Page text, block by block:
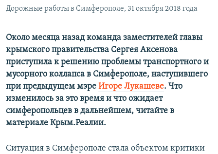
Все сайты RFE/RL
Дорожные работы в Симферополе, 31 октября 2018 года
Около месяца назад команда заместителей главы
крымского правительства Сергея Аксенова
приступила к решению проблемы транспортного и
мусорного коллапса в Симферополе, наступившего
при предыдущем мэре Игоре Лукашеве. Что
изменилось за это время и что ожидает
симферопольцев в дальнейшем, читайте в
материале Крым.Реалии.
Ситуация в Симферополе стала объектом критики